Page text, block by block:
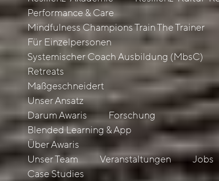
Performance & Care
Mindfulness Champions Train The Trainer
Für Einzelpersonen
Systemischer Coach Ausbildung (MbsC)
Retreats
Maßgeschneidert
Unser Ansatz
Darum Awaris
Forschung
Blended Learning & App
Über Awaris
Unser Team
Veranstaltungen
Jobs
Case Studies